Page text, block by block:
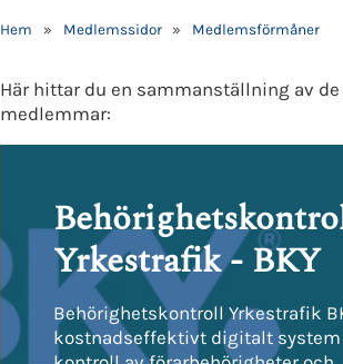
Hem » Medlemssidor » Medlemsförmåner
Här hittar du en sammanställning av
medlemmar:
Yrkestrafik - BKY
Behörighetskontroll Yrkestrafik
kostnadseffektivt digitalt